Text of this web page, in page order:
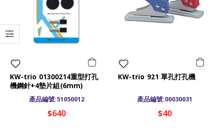
KW-trio 01300214重型打孔
機鋼針+4墊片組(6mm)
產品編號:51050012
$640
KW-trio 921 單孔打孔機
產品編號:00030031
$40